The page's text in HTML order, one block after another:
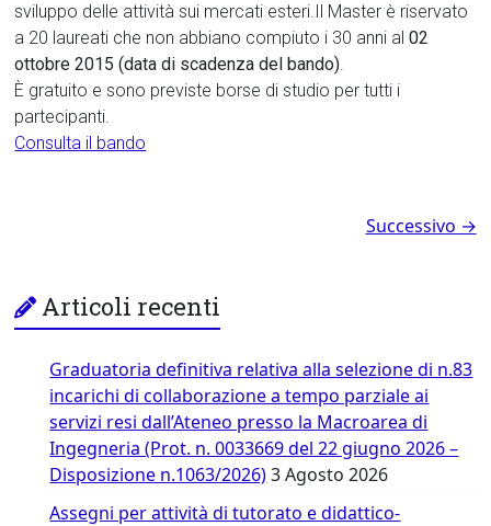
sviluppo delle attività sui mercati esteri.Il Master è riservato
a 20 laureati che non abbiano compiuto i 30 anni al02
ottobre 2015 (data di scadenza del bando).
È gratuito e sono previste borse di studio per tutti i
partecipanti.
Consulta il bando
Successivo →
Articoli recenti
Graduatoria definitiva relativa alla selezione di n.83
incarichi di collaborazione a tempo parziale ai
servizi resi dall’Ateneo presso la Macroarea di
Ingegneria (Prot. n. 0033669 del 22 giugno 2026 –
Disposizione n.1063/2026) 3 Agosto 2026
Assegni per attività di tutorato e didattico-